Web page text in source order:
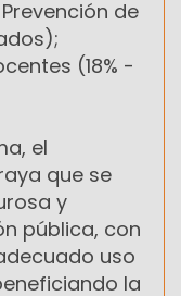
de
(18% -
el
que se
y
pública, con
uso
la